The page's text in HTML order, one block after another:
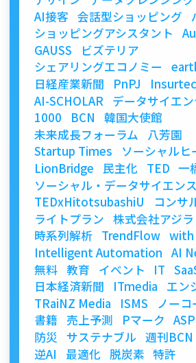
AI接客 会話型ショッピング
ショッピングアシスタント
GAUSS
ビズテリア
シェアリングエコノミー
日経産業新聞
PnPJ
AI-SCHOLAR
データサイエ
1000
BCN
韓国大使館
未来成長フォーラム
八芳園
Startup Times
ソーシャルヒ
LionBridge 民主化 TED 一
ソーシャル・データサイエン
TEDxHitotsubashiU
コンサ
ライトプラン 株式会社アジラ
時系列解析 TrendFlow with
Intelligent Automation AI
無料 教育 イベント IT
日本経済新聞
ITmedia
エン
TRaiNZ Media
ISMS
ノーコ
書籍
売上予測 Pマーク
防災 サステナブル 週刊BCN
逆AI
最適化 脱炭素 特許